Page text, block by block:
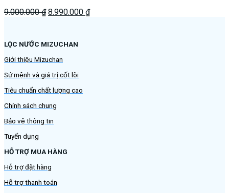
9.000.000₫ Giá
9.000.000 ₫.
8.990.000 ₫Giá
LỌC NƯỚC MIZUCHAN
Giới thiệu Mizuchan
Sứ mệnh và giá trị cốt lõi
Tiêu chuẩn chất lượng cao
Chính sách chung
Bảo vệ thông tin
Tuyển dụng
HỖ TRỢ MUA HÀNG
Hỗ trợ đặt hàng
Hỗ trợ thanh toán